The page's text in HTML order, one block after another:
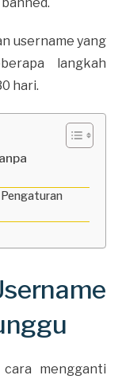
username yang
langkah
hari.
mengganti